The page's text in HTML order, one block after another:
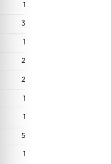
1
3
1
2
2
1
1
5
1